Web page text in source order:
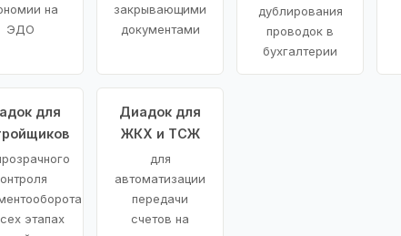
на
ЭДО
закрывающими
документами
дублирования
проводок в
бухгалтерии
для
этапах
Диадок для
ЖКХ и ТСЖ
для
автоматизации
передачи
счетов на